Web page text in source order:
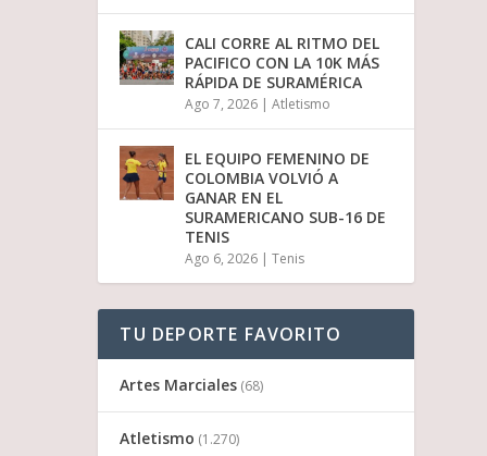
CALI CORRE AL RITMO DEL
PACIFICO CON LA 10K MÁS
RÁPIDA DE SURAMÉRICA
Ago 7, 2026 |Atletismo
EL EQUIPO FEMENINO DE
COLOMBIA VOLVIÓ A
GANAR EN EL
SURAMERICANO SUB-16 DE
TENIS
Ago 6, 2026 |Tenis
TU DEPORTE FAVORITO
Artes Marciales (68)
Atletismo (1.270)